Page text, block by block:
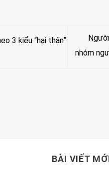
3 kiểu “hại thân”
nhóm
BÀI VIẾT